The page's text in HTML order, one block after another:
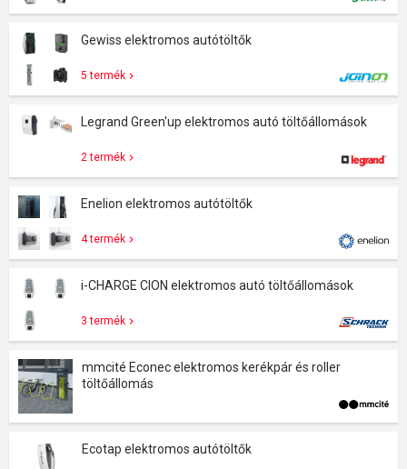
Gewiss elektromos autótöltők
5 termék
Legrand Green'up elektromos autó töltőállomások
2 termék
Enelion elektromos autótöltők
4 termék
i-CHARGE CION elektromos autó töltőállomások
3 termék
mmcité Econec elektromos kerékpár és roller
töltőállomás
Ecotap elektromos autótöltők